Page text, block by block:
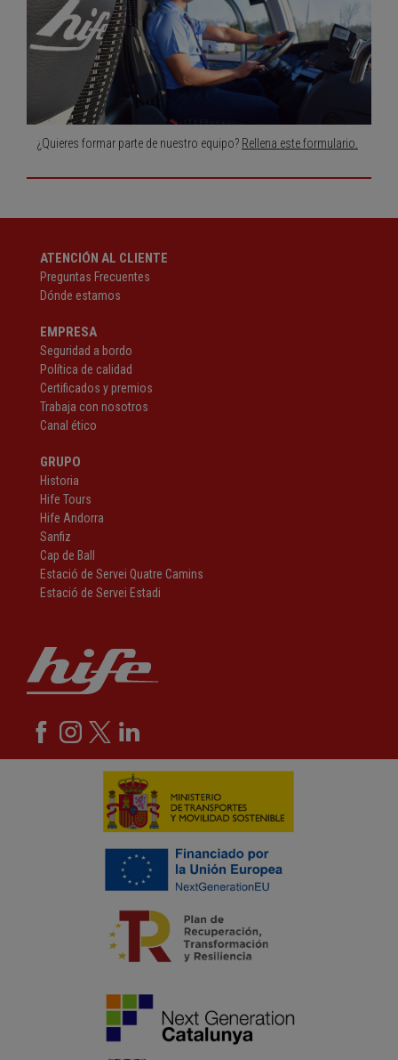
¿Quieres formar parte de nuestro equipo? Rellena este formulario.
ATENCIÓN AL CLIENTE
Preguntas Frecuentes
Dónde estamos
EMPRESA
Seguridad a bordo
Política de calidad
Certificados y premios
Trabaja con nosotros
Canal ético
GRUPO
Historia
Hife Tours
Hife Andorra
Sanfiz
Cap de Ball
Estació de Servei Quatre Camins
Estació de Servei Estadi